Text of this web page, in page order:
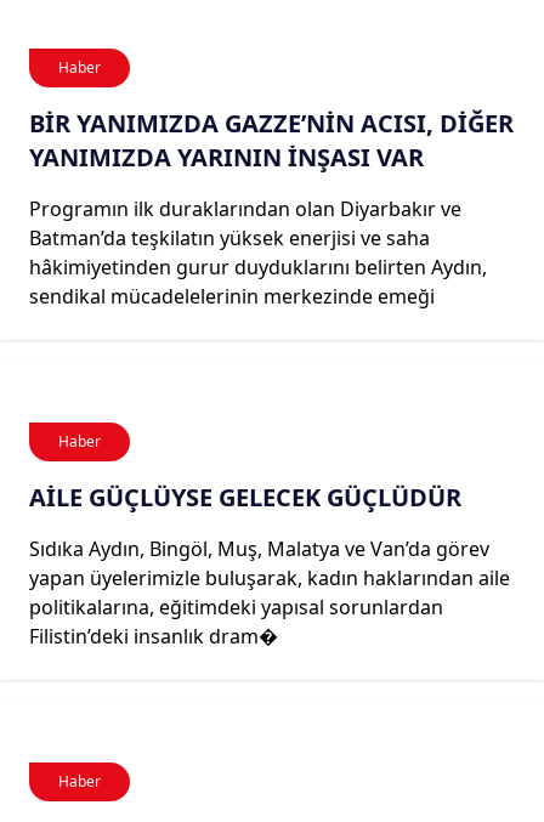
Haber
BİR YANIMIZDA GAZZE’NİN ACISI, DİĞER
YANIMIZDA YARININ İNŞASI VAR
Programın ilk duraklarından olan Diyarbakır ve
Batman’da teşkilatın yüksek enerjisi ve saha
hâkimiyetinden gurur duyduklarını belirten Aydın,
sendikal mücadelelerinin merkezinde emeği
Haber
AİLE GÜÇLÜYSE GELECEK GÜÇLÜDÜR
Sıdıka Aydın, Bingöl, Muş, Malatya ve Van’da görev
yapan üyelerimizle buluşarak, kadın haklarından aile
politikalarına, eğitimdeki yapısal sorunlardan
Filistin’deki insanlık dram�
Haber